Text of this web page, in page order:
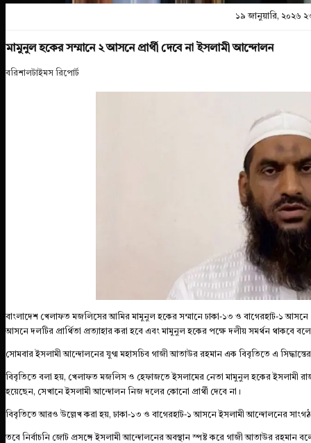
১৯ জানুয়ারি, ২০২৬
মামুনুল হকের সম্মানে ২ আসনে প্রার্থী দেবে না ইসলামী আন্দোলন
বরিশালটাইমস রিপোর্ট
বাংলাদেশ খেলাফত মজলিসের আমির মামুনুল হকের সম্মানে ঢাকা-১৩ ও বাগেরহাট-১ আসনে
আসনে দলটির প্রার্থিতা প্রত্যাহার করা হবে এবং মামুনুল হকের পক্ষে দলীয় সমর্থন থাকবে
সোমবার ইসলামী আন্দোলনের যুগ্ম মহাসচিব গাজী আতাউর রহমান এক বিবৃতিতে এ
বিবৃতিতে বলা হয়, খেলাফত মজলিস ও হেফাজতে ইসলামের নেতা মামুনুল হকের ইসলামী
হয়েছেন, সেখানে ইসলামী আন্দোলন নিজ দলের কোনো প্রার্থী দেবে না।
বিবৃতিতে আরও উল্লেখ করা হয়, ঢাকা-১৩ ও বাগেরহাট-১ আসনে ইসলামী আন্দোলনের
তবে নির্বাচনি জোট প্রসঙ্গে ইসলামী আন্দোলনের অবস্থান স্পষ্ট করে গাজী আতাউর রহমান